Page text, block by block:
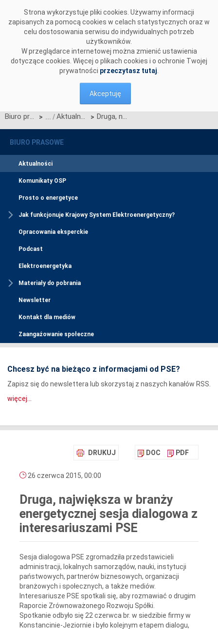
Strona wykorzystuje pliki cookies. Używamy informacji
zapisanych za pomocą cookies w celach statystycznych oraz w
celu dostosowania serwisu do indywidualnych potrzeb
użytkowników.
W przeglądarce internetowej można zmienić ustawienia
dotyczące cookies. Więcej o plikach cookies i o ochronie Twojej
prywatności przeczytasz tutaj
Akceptuję
Biuro prasowe > Aktualności > Druga, największa w branży energetycznej sesja dialogowa z interesariuszami PSE
BIURO PRASOWE
Aktualności
Komunikaty OSP
Prosto o energetyce
Jak funkcjonuje Krajowy System Elektroenergetyczny?
Opracowania eksperckie
Podcast
Elektroenergetyka
Materiały do pobrania
Newsletter
Kontakt dla mediów
Zaangażowanie społeczne
Chcesz być na bieżąco z informacjami od PSE?
Zapisz się do newslettera lub skorzystaj z naszych kanałów RSS.
więcej...
DRUKUJ DOC PDF
26 czerwca 2015, 00:00
Druga, największa w branży
energetycznej sesja dialogowa z
interesariuszami PSE
Sesja dialogowa PSE zgromadziła przedstawicieli
administracji, lokalnych samorządów, nauki, instytucji
państwowych, partnerów biznesowych, organizacji
branżowych i społecznych, a także mediów.
Interesariusze PSE spotkali się, aby rozmawiać o drugim
Raporcie Zrównoważonego Rozwoju Spółki.
Spotkanie odbyło się 22 czerwca br. w siedzibie firmy w
Konstancinie-Jeziornie i było kolejnym etapem dialogu,